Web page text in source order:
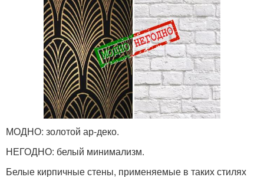
МОДНО: золотой ар-деко.
НЕГОДНО: белый минимализм.
Белые кирпичные стены, применяемые в таких стилях